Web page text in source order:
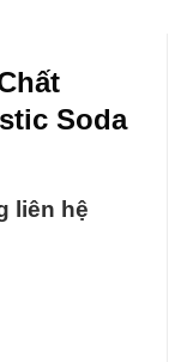
Soda
liên hệ